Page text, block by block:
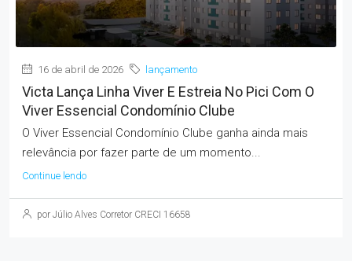
16 de abril de 2026 lançamento
Victa Lança Linha Viver E Estreia No Pici Com O
Viver Essencial Condomínio Clube
O Viver Essencial Condomínio Clube ganha ainda mais
relevância por fazer parte de um momento...
Continue lendo
por Júlio Alves Corretor CRECI 16658